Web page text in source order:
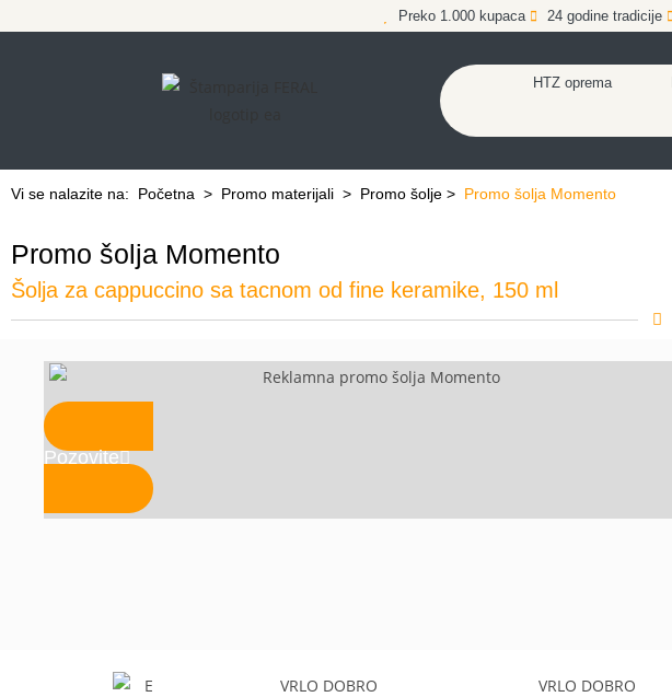
Preko 1.000 kupaca 24 godine tradicije
HTZ oprema
Vi se nalazite na: Početna > Promo materijali > Promo šolje > Promo šolja Momento
Promo šolja Momento
Šolja za cappuccino sa tacnom od fine keramike, 150 ml
Pozovite
VRLO DOBRO
VRLO DOBRO